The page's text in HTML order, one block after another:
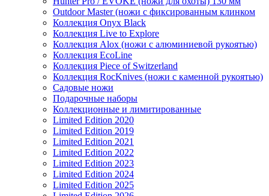
Outdoor Master (ножи с фиксированным клинком
Коллекция Onyx Black
Коллекция Live to Explore
Коллекция Alox (ножи с алюминиевой рукоятью)
Коллекция EcoLine
Коллекция Piece of Switzerland
Коллекция RocKnives (ножи с каменной рукоятью)
Садовые ножи
Подарочные наборы
Коллекционные и лимитированные
Limited Edition 2020
Limited Edition 2019
Limited Edition 2021
Limited Edition 2022
Limited Edition 2023
Limited Edition 2024
Limited Edition 2025